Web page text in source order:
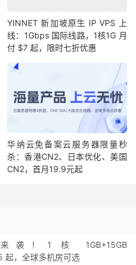
YINNET 新加坡原生 IP VPS 上
线：1Gbps 国际线路，1核1G 月
付 $7 起，限时七折优惠
华纳云免备案云服务器限量秒
杀：香港CN2、日本优化、美国
CN2，首月19.9元起
袭！1 核 1GB+15GB
起，全球多机房可选